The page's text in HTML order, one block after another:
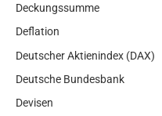
Deckungssumme
Deflation
Deutscher Aktienindex (DAX)
Deutsche Bundesbank
Devisen